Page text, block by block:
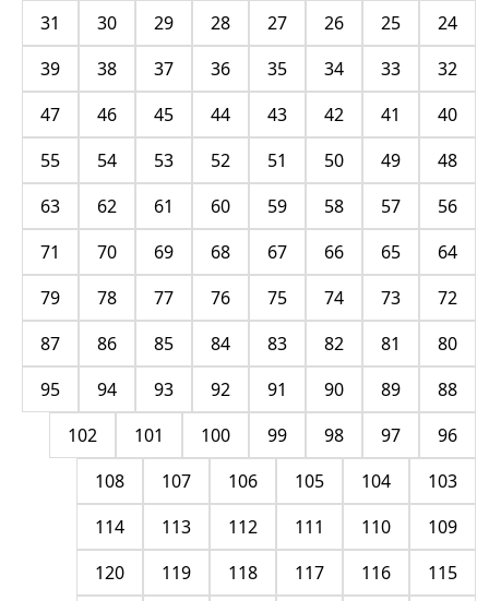
24
25
26
27
28
29
30
31
32
33
34
35
36
37
38
39
40
41
42
43
44
45
46
47
48
49
50
51
52
53
54
55
56
57
58
59
60
61
62
63
64
65
66
67
68
69
70
71
72
73
74
75
76
77
78
79
80
81
82
83
84
85
86
87
88
89
90
91
92
93
94
95
96
97
98
99
100
101
102
103
104
105
106
107
108
109
110
111
112
113
114
115
116
117
118
119
120